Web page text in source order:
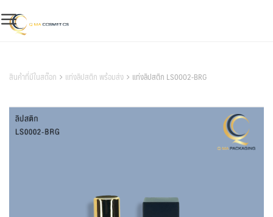
to
content
สินค้าที่มีในสต๊อก แท่งลิปสติก พร้อมส่ง แท่งลิปสติก LS0002-BRG